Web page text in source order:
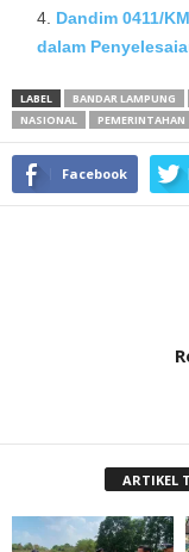
Dandim 0411/
dalam
LABEL BANDAR LAMPUNG
NASIONAL
PEMERINTAHAN
Facebook
ARTIKEL